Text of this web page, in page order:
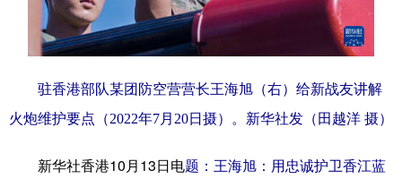
食品 人居 信息化 数字经济
驻香港部队某团防空营营长王海旭（右）给新战友讲解
火炮维护要点（2022年7月20日摄）。新华社发（田越洋 摄）
新华社香港10月13日电题：王海旭：用忠诚护卫香江蓝